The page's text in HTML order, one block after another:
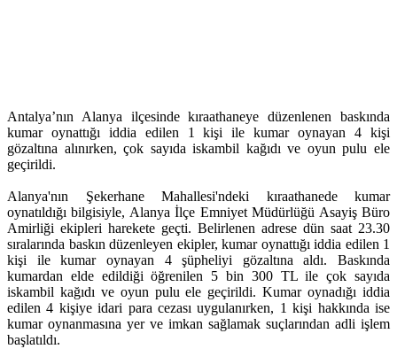
Antalya’nın Alanya ilçesinde kıraathaneye düzenlenen baskında
kumar oynattığı iddia edilen 1 kişi ile kumar oynayan 4 kişi
gözaltına alınırken, çok sayıda iskambil kağıdı ve oyun pulu ele
geçirildi.
Alanya'nın Şekerhane Mahallesi'ndeki kıraathanede kumar
oynatıldığı bilgisiyle, Alanya İlçe Emniyet Müdürlüğü Asayiş Büro
Amirliği ekipleri harekete geçti. Belirlenen adrese dün saat 23.30
sıralarında baskın düzenleyen ekipler, kumar oynattığı iddia edilen 1
kişi ile kumar oynayan 4 şüpheliyi gözaltına aldı. Baskında
kumardan elde edildiği öğrenilen 5 bin 300 TL ile çok sayıda
iskambil kağıdı ve oyun pulu ele geçirildi. Kumar oynadığı iddia
edilen 4 kişiye idari para cezası uygulanırken, 1 kişi hakkında ise
kumar oynanmasına yer ve imkan sağlamak suçlarından adli işlem
başlatıldı.